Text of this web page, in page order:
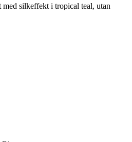
silkeffekt i tropical teal, utan